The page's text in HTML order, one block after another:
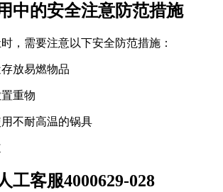
中的安全注意防范措施
，需要注意以下安全防范措施：
放易燃物品
重物
不耐高温的锅具
工客服4000629-028